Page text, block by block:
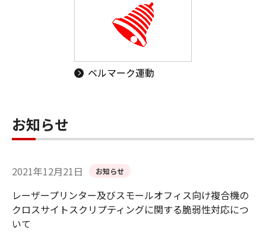
ベルマーク運動
お知らせ
2021年12月21日 お知らせ
レーザープリンター及びスモールオフィス向け複合機の
クロスサイトスクリプティングに関する脆弱性対応につ
いて